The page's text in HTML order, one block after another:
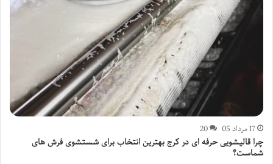
17 مرداد 05 20
چرا قالیشویی حرفه ای در کرج بهترین انتخاب برای شستشوی فرش های
شماست؟